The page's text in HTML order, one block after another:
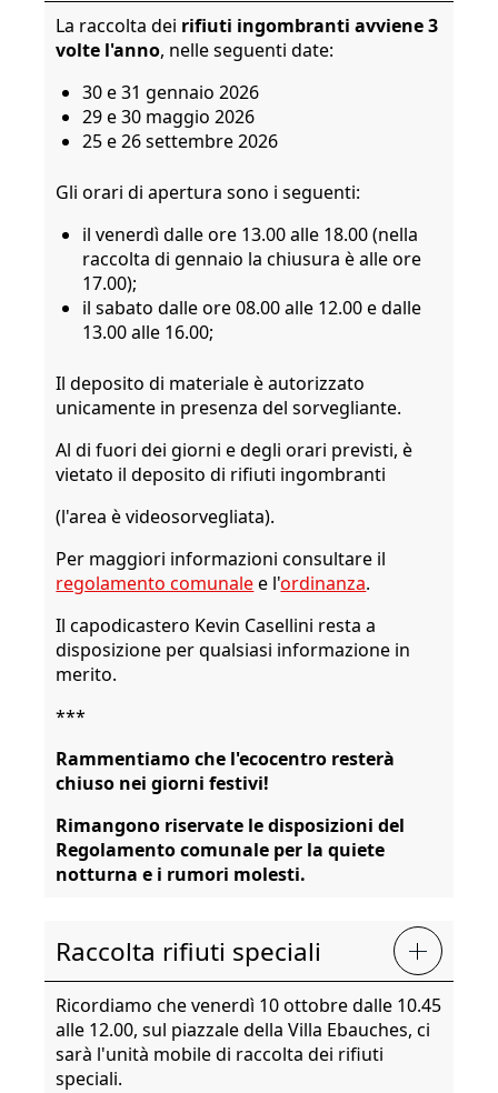
La raccolta dei rifiuti ingombranti avviene 3
volte l'anno, nelle seguenti date:
30 e 31 gennaio 2026
29 e 30 maggio 2026
25 e 26 settembre 2026
Gli orari di apertura sono i seguenti:
il venerdì dalle ore 13.00 alle 18.00 (nella
raccolta di gennaio la chiusura è alle ore
17.00);
il sabato dalle ore 08.00 alle 12.00 e dalle
13.00 alle 16.00;
Il deposito di materiale è autorizzato
unicamente in presenza del sorvegliante.
Al di fuori dei giorni e degli orari previsti, è
vietato il deposito di rifiuti ingombranti
(l'area è videosorvegliata).
Per maggiori informazioni consultare il
regolamento comunalee l'ordinanza.
Il capodicastero Kevin Casellini resta a
disposizione per qualsiasi informazione in
merito.
***
Rammentiamo che l'ecocentro resterà
chiuso nei giorni festivi!
Rimangono riservate le disposizioni del
Regolamento comunale per la quiete
notturna e i rumori molesti.
Raccolta rifiuti speciali
Ricordiamo che venerdì 10 ottobre dalle 10.45
alle 12.00, sul piazzale della Villa Ebauches, ci
sarà l'unità mobile di raccolta dei rifiuti
speciali.